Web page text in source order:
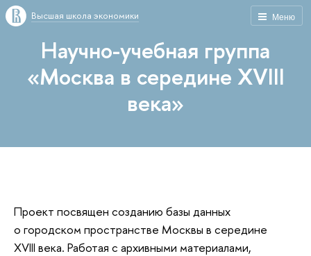
Меню
Высшая школа экономики
Научно-учебная группа
«Москва в середине XVIII
века»
Проект посвящен созданию базы данных
о городском пространстве Москвы в середине
XVIII века. Работая с архивными материалами,